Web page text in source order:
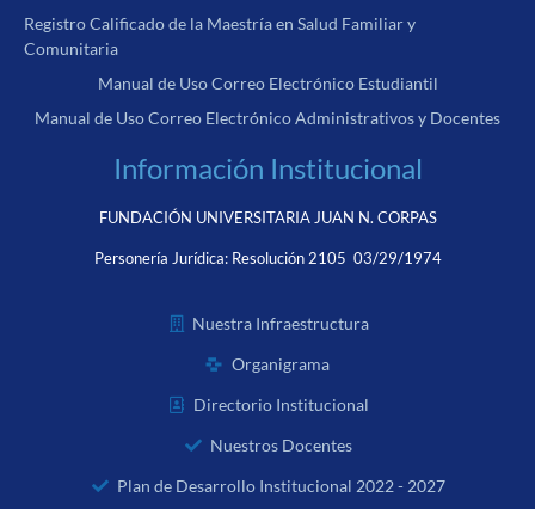
Registro Calificado de la Maestría en Salud Familiar y
Comunitaria
Manual de Uso Correo Electrónico Estudiantil
Manual de Uso Correo Electrónico Administrativos y Docentes
Información Institucional
FUNDACIÓN UNIVERSITARIA JUAN N. CORPAS
Personería Jurídica: Resolución 2105 03/29/1974
Nuestra Infraestructura
Organigrama
Directorio Institucional
Nuestros Docentes
Plan de Desarrollo Institucional 2022 - 2027